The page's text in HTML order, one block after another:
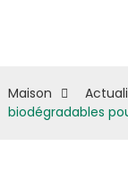
Maison
biodégradables